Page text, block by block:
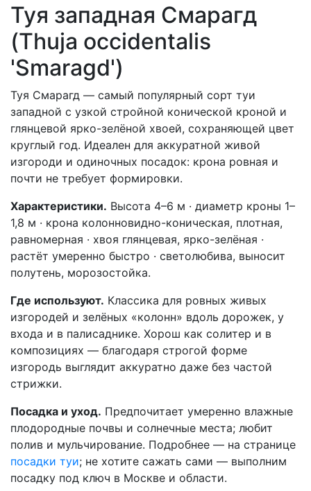
Туя западная Смарагд
(Thuja occidentalis
'Smaragd')
Туя Смарагд — самый популярный сорт туи
западной с узкой стройной конической кроной и
глянцевой ярко-зелёной хвоей, сохраняющей цвет
круглый год. Идеален для аккуратной живой
изгороди и одиночных посадок: крона ровная и
почти не требует формировки.
Характеристики. Высота 4–6 м · диаметр кроны 1–
1,8 м · крона колонновидно-коническая, плотная,
равномерная · хвоя глянцевая, ярко-зелёная ·
растёт умеренно быстро · светолюбива, выносит
полутень, морозостойка.
Где используют. Классика для ровных живых
изгородей и зелёных «колонн» вдоль дорожек, у
входа и в палисаднике. Хорош как солитер и в
композициях — благодаря строгой форме
изгородь выглядит аккуратно даже без частой
стрижки.
Посадка и уход. Предпочитает умеренно влажные
плодородные почвы и солнечные места; любит
полив и мульчирование. Подробнее — на странице
посадки туи; не хотите сажать сами — выполним
посадку под ключ в Москве и области.